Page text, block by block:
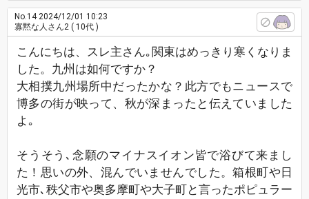
No.142024/12/01 10:23
寡黙な人さん2 ( 10代 )
こんにちは、スレ主さん｡関東はめっきり寒くなりま
した。九州は如何ですか？
大相撲九州場所中だったかな？此方でもニュースで
博多の街が映って、秋が深まったと伝えていました
よ｡
そうそう､念願のマイナスイオン皆で浴びて来まし
た！思いの外、混んでいませんでした。箱根町や日
光市､秩父市や奥多摩町や大子町と言ったポピュラー